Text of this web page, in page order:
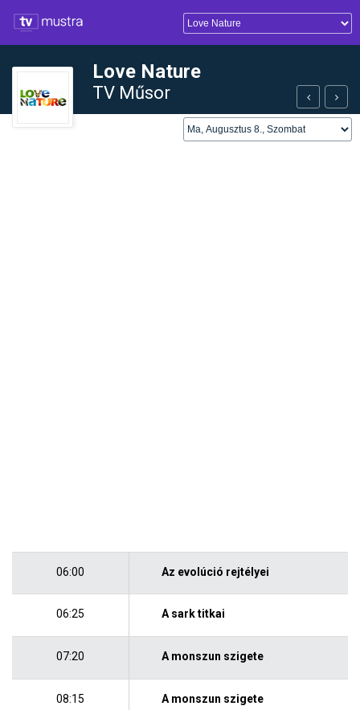
Love Nature
TV Műsor
06:00 Az evolúció rejtélyei
06:25 A sark titkai
07:20 A monszun szigete
08:15 A monszun szigete